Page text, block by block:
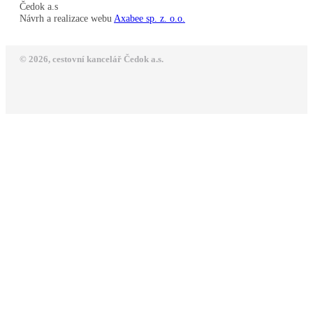
Čedok a.s
Návrh a realizace webu Axabee sp. z. o.o.
© 2026, cestovní kancelář Čedok a.s.